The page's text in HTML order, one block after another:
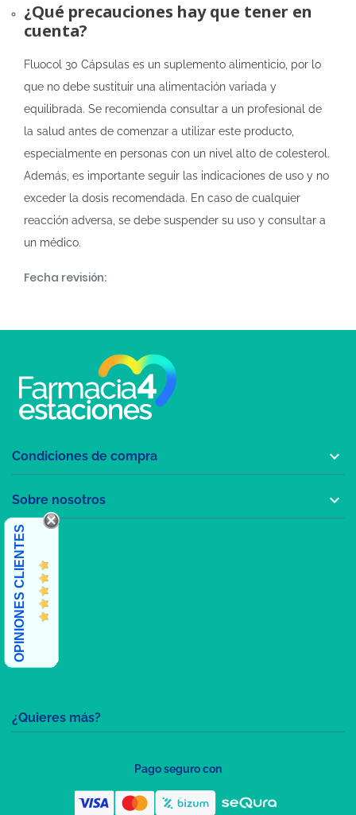
¿Qué precauciones hay que tener en
cuenta?
Fluocol 30 Cápsulas es un suplemento alimenticio, por lo
que no debe sustituir una alimentación variada y
equilibrada. Se recomienda consultar a un profesional de
la salud antes de comenzar a utilizar este producto,
especialmente en personas con un nivel alto de colesterol.
Además, es importante seguir las indicaciones de uso y no
exceder la dosis recomendada. En caso de cualquier
reacción adversa, se debe suspender su uso y consultar a
un médico.
Fecha revisión:
¿Quieres más?
Condiciones de compra 
Sobre nosotros 
OPINIONES CLIENTES
Pago seguro con